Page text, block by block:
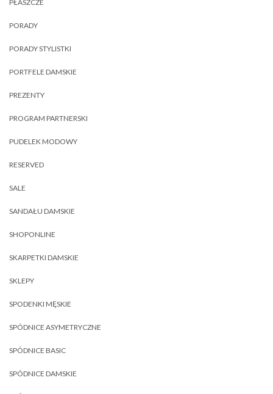
PŁASZCZE
PORADY
PORADY STYLISTKI
PORTFELE DAMSKIE
PREZENTY
PROGRAM PARTNERSKI
PUDELEK MODOWY
RESERVED
SALE
SANDAŁU DAMSKIE
SHOPONLINE
SKARPETKI DAMSKIE
SKLEPY
SPODENKI MĘSKIE
SPÓDNICE ASYMETRYCZNE
SPÓDNICE BASIC
SPÓDNICE DAMSKIE